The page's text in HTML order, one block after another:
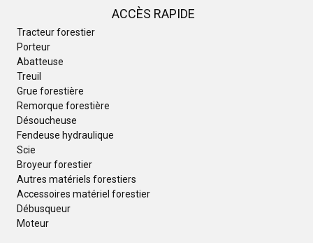
ACCÈS RAPIDE
Tracteur forestier
Porteur
Abatteuse
Treuil
Grue forestière
Remorque forestière
Désoucheuse
Fendeuse hydraulique
Scie
Broyeur forestier
Autres matériels forestiers
Accessoires matériel forestier
Débusqueur
Moteur